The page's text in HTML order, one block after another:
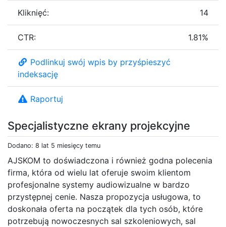
Specjalistyczne ekrany projekcyjne
Dodano: 8 lat 5 miesięcy temu
AJSKOM to doświadczona i również godna polecenia
firma, która od wielu lat oferuje swoim klientom
profesjonalne systemy audiowizualne w bardzo
przystępnej cenie. Nasza propozycja usługowa, to
doskonała oferta na początek dla tych osób, które
potrzebują nowoczesnych sal szkoleniowych, sal
Kliknięć: 14
CTR: 1.81%
Podlinkuj swój wpis by przyśpieszyć
indeksację
Raportuj